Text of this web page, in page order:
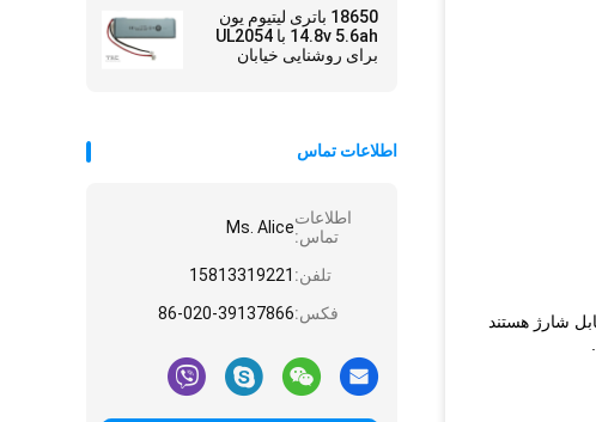
18650 باتری لیتیوم یون
14.8v 5.6ah با UL2054
برای روشنایی خیابان
اطلاعات تماس
اطلاعات
تماس:Ms. Alice
تلفن: 15813319221
فکس:86-020-39137866